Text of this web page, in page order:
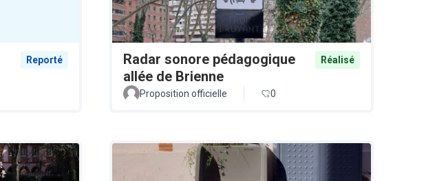
Reporté
Radar sonore pédagogique
allée de Brienne
Réalisé
Proposition officielle 0